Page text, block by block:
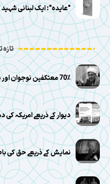
"عایده": ایک لبنانی
تازہ
70٪ معتکفین نوجوان اور نوعمر تھے
دیوار کے ذریعے امریکہ کی
نمایش کے ذریعے حق کی